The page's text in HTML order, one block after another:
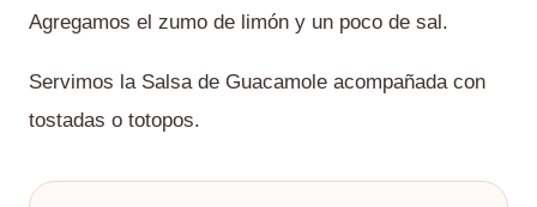
Agregamos el zumo de limón y un poco de sal.
Servimos la Salsa de Guacamole acompañada con
tostadas o totopos.